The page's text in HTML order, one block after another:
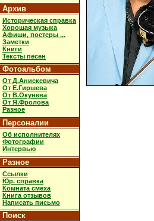
Архив
Историческая справка
Хорошая музыка
Афиши, постеры ...
Заметки
Книги
Тексты песен
Фотоальбом
От Д.Анискевича
От Е.Гиршева
От В.Окунева
От Я.Фролова
Разное
Персоналии
Об исполнителях
Фотографии
Интервью
Разное
Ссылки
Юр. справка
Комната смеха
Книга отзывов
Написать письмо
Поиск